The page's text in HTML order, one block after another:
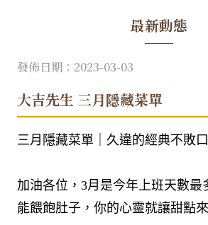
最新動態
發佈日期：2023-03-03
大吉先生 三月隱藏菜單
三月隱藏菜單｜久違的經典不敗
加油各位，3月是今年上班天數最
能餵飽肚子，你的心靈就讓甜點